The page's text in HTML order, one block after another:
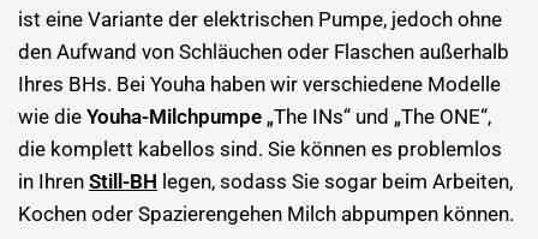
ist eine Variante der elektrischen Pumpe, jedoch ohne
den Aufwand von Schläuchen oder Flaschen außerhalb
Ihres BHs. Bei Youha haben wir verschiedene Modelle
wie dieYouha-Milchpumpe „The INs“ und „The ONE“,
die komplett kabellos sind. Sie können es problemlos
in IhrenStill-BH legen, sodass Sie sogar beim Arbeiten,
Kochen oder Spazierengehen Milch abpumpen können.